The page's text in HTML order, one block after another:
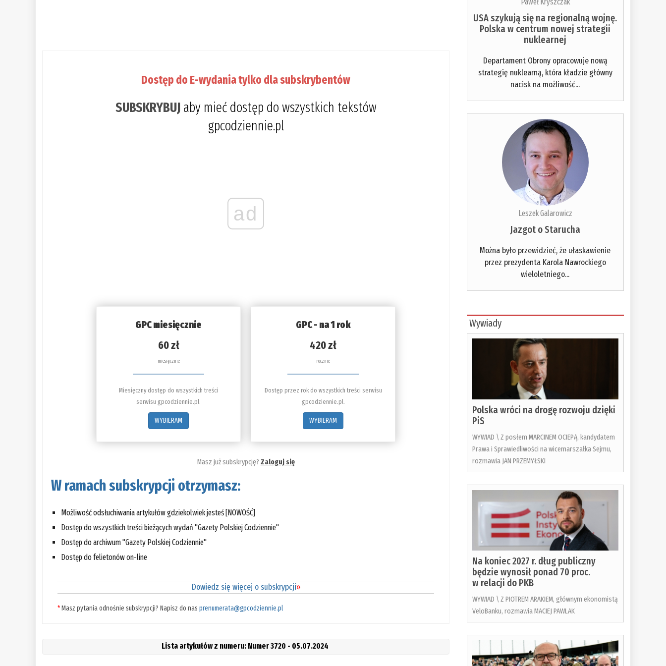
Dostęp do E-wydania tylko dla subskrybentów
SUBSKRYBUJaby mieć dostęp do wszystkich tekstów
gpcodziennie.pl
ad
GPC miesięcznie
60 zł
miesięcznie
Miesięczny dostęp do wszystkich treści
serwisu gpcodziennie.pl.
WYBIERAM
GPC - na 1 rok
420 zł
rocznie
Dostęp przez rok do wszystkich treści serwisu
gpcodziennie.pl.
WYBIERAM
Masz już subskrypcję? Zaloguj się
W ramach subskrypcji otrzymasz:
Możliwość odsłuchiwania artykułów gdziekolwiek jesteś [NOWOŚĆ]
Dostęp do wszystkich treści bieżących wydań "Gazety Polskiej Codziennie"
Dostęp do archiwum "Gazety Polskiej Codziennie"
Dostęp do felietonów on-line
Dowiedz się więcej o subskrypcji»
*Masz pytania odnośnie subskrypcji? Napisz do nasprenumerata@gpcodziennie.pl
Lista artykułów z numeru: Numer 3720 - 05.07.2024
USA szykują się na regionalną wojnę.
Polska w centrum nowej strategii
nuklearnej
Departament Obrony opracowuje nową
strategię nuklearną, która kładzie główny
nacisk na możliwość...
Leszek Galarowicz
Jazgot o Starucha
Można było przewidzieć, że ułaskawienie
przez prezydenta Karola Nawrockiego
wieloletniego...
Wywiady
Polska wróci na drogę rozwoju dzięki
PiS
WYWIAD \ Z posłem MARCINEM OCIEPĄ, kandydatem
Prawa i Sprawiedliwości na wicemarszałka Sejmu,
rozmawia JAN PRZEMYŁSKI
Na koniec 2027 r. dług publiczny
będzie wynosił ponad 70 proc.
w relacji do PKB
WYWIAD \ Z PIOTREM ARAKIEM, głównym ekonomistą
VeloBanku, rozmawia MACIEJ PAWLAK